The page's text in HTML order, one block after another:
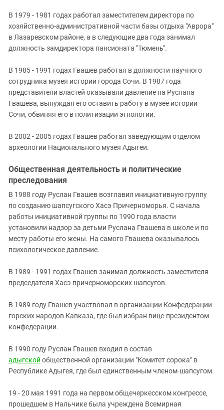
В 1979 - 1981 годах работал заместителем директора по
хозяйственно-административной части базы отдыха "Аврора"
в Лазаревском районе, а в следующие два года занимал
должность замдиректора пансионата "Тюмень".
В 1985 - 1991 годах Гвашев работал в должности научного
сотрудника музея истории города Сочи. В 1987 года
представители властей оказывали давление на Руслана
Гвашева, вынуждая его оставить работу в музее истории
Сочи, обвиняя его в политизации этнологии.
В 2002 - 2005 годах Гвашев работал заведующим отделом
археологии Национального музея Адыгеи.
Общественная деятельность и политические
преследования
В 1988 году Руслан Гвашев возглавил инициативную группу
по созданию шапсугского Хасэ Причерноморья. С начала
работы инициативной группы по 1990 года власти
установили надзор за детьми Руслана Гвашева в школе и по
месту работы его жены. На самого Гвашева оказывалось
психологическое давление.
В 1989 - 1991 годах Гвашев занимал должность заместителя
председателя Хасэ причерноморских шапсугов.
В 1989 году Гвашев участвовал в организации Конфедерации
горских народов Кавказа, где был избран вице-президентом
конфедерации.
В 1990 году Руслан Гвашев входил в состав
адыгской общественной организации "Комитет сорока" в
Республике Адыгея, где был единственным членом-шапсугом.
19 - 20 мая 1991 года на первом общечеркесском конгрессе,
прошедшем в Нальчике была учреждена Всемирная